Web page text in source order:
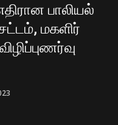
பாலியல்
மகளிர்